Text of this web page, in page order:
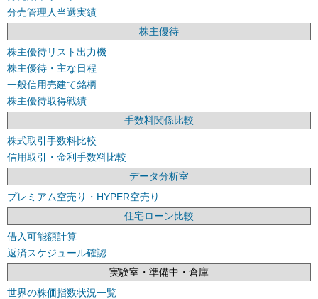
分売管理人当選実績
株主優待
株主優待リスト出力機
株主優待・主な日程
一般信用売建て銘柄
株主優待取得戦績
手数料関係比較
株式取引手数料比較
信用取引・金利手数料比較
データ分析室
プレミアム空売り・HYPER空売り
住宅ローン比較
借入可能額計算
返済スケジュール確認
実験室・準備中・倉庫
世界の株価指数状況一覧